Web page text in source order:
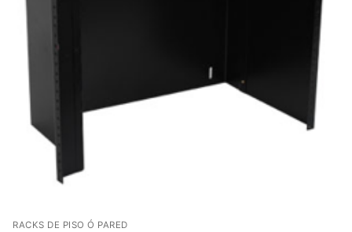
RACKS DE PISO Ó PARED